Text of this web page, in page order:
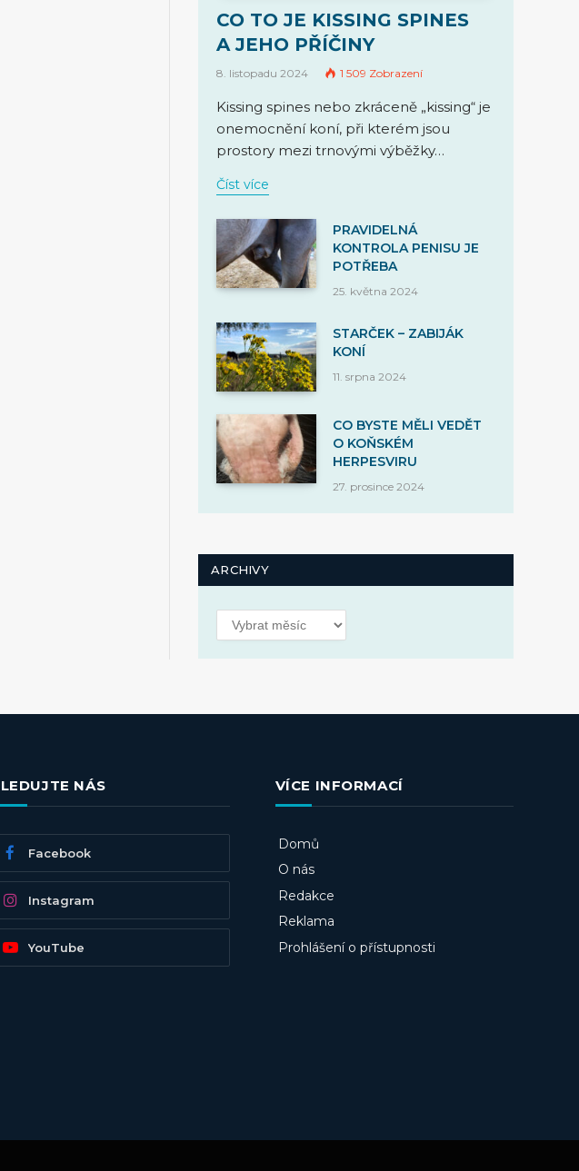
CO TO JE KISSING SPINES
A JEHO PŘÍČINY
8. listopadu 2024 1 509 Zobrazení
Kissing spines nebo zkráceně „kissing“ je
onemocnění koní, při kterém jsou
prostory mezi trnovými výběžky…
Číst více
PRAVIDELNÁ
KONTROLA PENISU JE
POTŘEBA
25. května 2024
STARČEK – ZABIJÁK
KONÍ
11. srpna 2024
CO BYSTE MĚLI VEDĚT
O KOŇSKÉM
HERPESVIRU
27. prosince 2024
ARCHIVY
Archivy
NÁS
Facebook
Instagram
YouTube
VÍCE INFORMACÍ
Domů
O nás
Redakce
Reklama
Prohlášení o přístupnosti